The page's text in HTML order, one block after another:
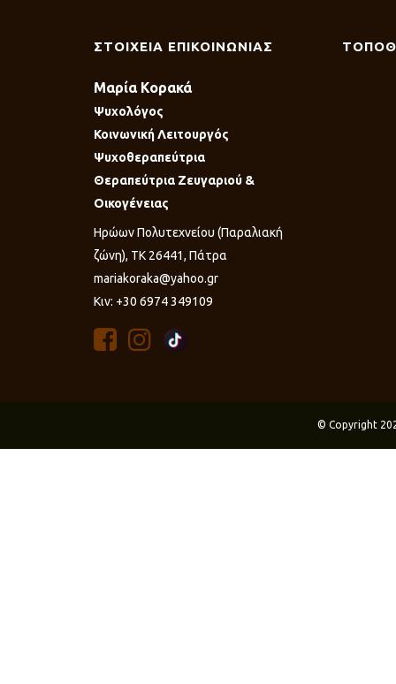
ΣΤΟΙΧΕΙΑ ΕΠΙΚΟΙΝΩΝΙΑΣ
Μαρία Κορακά
Ψυχολόγος
Κοινωνική Λειτουργός
Ψυχοθεραπεύτρια
Θεραπεύτρια Ζευγαριού &
Οικογένειας
Ηρώων Πολυτεχνείου (Παραλιακή
ζώνη), ΤΚ 26441, Πάτρα
mariakoraka@yahoo.gr
Κιν: +30 6974 349109
© Copyright